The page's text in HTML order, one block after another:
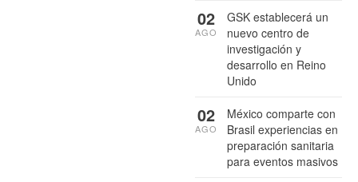
GSK establecerá un
nuevo centro de
investigación y
desarrollo en Reino
Unido
02
AGO
México comparte con
Brasil experiencias en
preparación sanitaria
para eventos masivos
02
AGO